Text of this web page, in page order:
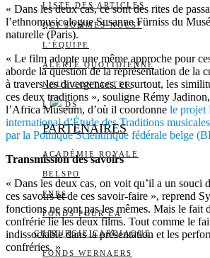
LISTE DES ARTICLES
QUI SOMMES-NOUS?
L’ÉQUIPE
ALERTE QUOTIDIENNE
NOUS CONTACTER
I DS
PARTENAIRES
ACADÉMIE ROYALE
BELSPO
FNRS
FONDS POUR LA
CHIRURGIE CARDIAQUE
FONDS WERNAERS
« Dans les deux cas, ce sont des rites de
l’ethnomusicologue Susanne Fürniss du
naturelle (Paris).
« Le film adopte une même approche pour
aborde la question de la représentation de la
à travers les divergences, et surtout, les
ces deux traditions », souligne Rémy
l’Africa Museum, d’où il coordonne le projet
international d’Étude des Traditions
par la Politique Scientifique fédérale belge
Transmission des savoirs
« Dans les deux cas, on voit qu’il a un souci
ces savoirs et de ces savoir-faire », reprend
fonctions ne sont pas les mêmes. Mais le fait
confrérie lie les deux films. Tout comme le
indissociable dans la présentation et les
confréries. »